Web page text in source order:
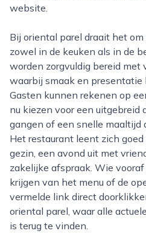
website.
Bij oriental parel draait het om aandacht voor kwaliteit,
zowel in de keuken als in de
worden zorgvuldig bereid met
waarbij smaak en presentatie
Gasten kunnen rekenen op
nu kiezen voor een uitgebreid
gangen of een snelle maaltijd
Het restaurant leent zich
gezin, een avond uit met
zakelijke afspraak. Wie
krijgen van het menu of de
vermelde link direct
oriental parel, waar alle
is terug te vinden.